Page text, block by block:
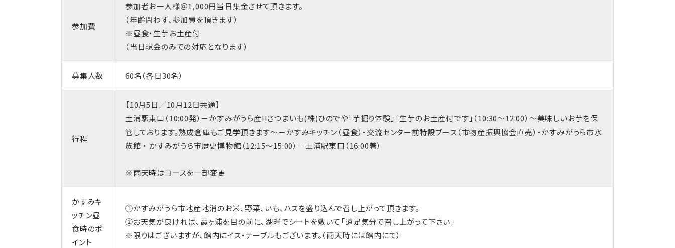
参加費
参加者お一人様＠1,000円当日集金させて頂きます。
（年齢問わず、参加費を頂きます）
※昼食・生芋お土産付
（当日現金のみでの対応となります）
募集人数 60名（各日30名）
行程
【10月5日／10月12日共通】
土浦駅東口（10:00発）－かすみがうら産!!さつまいも(株)ひのでや「芋掘り体験」「生芋のお土産付です」（10:30～12:00）～美味しいお芋を保
管しております。熟成倉庫もご見学頂きます～－かすみキッチン（昼食）・交流センター前特設ブース（市物産振興協会直売）・かすみがうら市水
族館 ・ かすみがうら市歴史博物館（12:15～15:00）－土浦駅東口（16:00着）
※雨天時はコースを一部変更
かすみキ
ッチン昼
食時のポ
イント
①かすみがうら市地産地消のお米、野菜、いも、ハスを盛り込んで召し上がって頂きます。
②お天気が良ければ、霞ヶ浦を目の前に、湖畔でシートを敷いて「遠足気分で召し上がって下さい」
※限りはございますが、館内にイス・テーブルもございます。（雨天時には館内にて）